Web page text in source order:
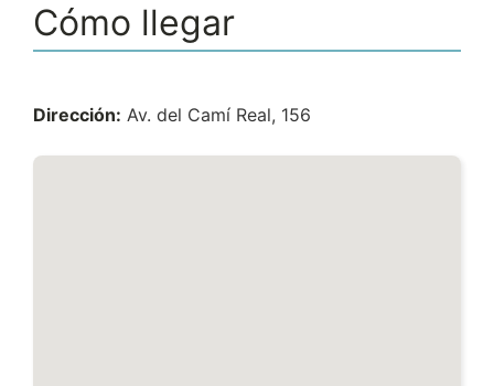
Cómo llegar
Dirección: Av. del Camí Real, 156